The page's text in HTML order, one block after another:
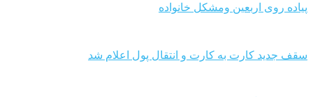
پیاده روی اربعین ومشکل خانواده
سقف جدید کارت به کارت و انتقال پول اعلام شد